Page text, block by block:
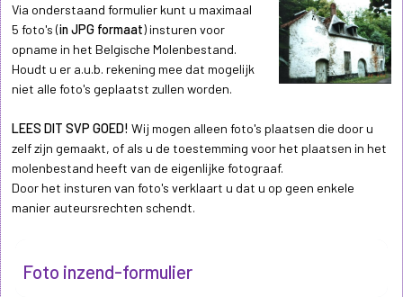
Via onderstaand formulier kunt u maximaal
5 foto's (in JPG formaat) insturen voor
opname in het Belgische Molenbestand.
Houdt u er a.u.b. rekening mee dat mogelijk
niet alle foto's geplaatst zullen worden.
LEES DIT SVP GOED! Wij mogen alleen foto's plaatsen die door u
zelf zijn gemaakt, of als u de toestemming voor het plaatsen in het
molenbestand heeft van de eigenlijke fotograaf.
Door het insturen van foto's verklaart u dat u op geen enkele
manier auteursrechten schendt.
Foto inzend-formulier